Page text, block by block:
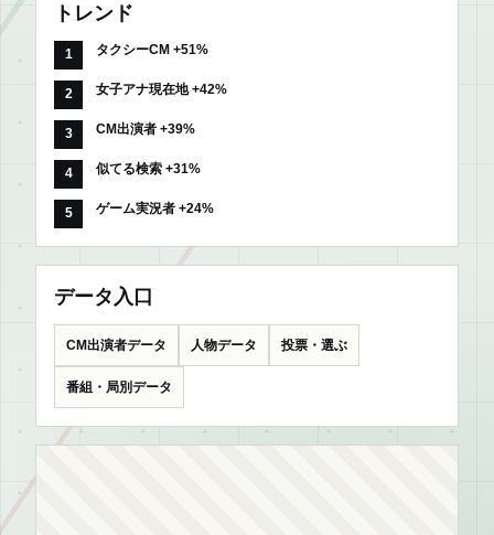
トレンド
タクシーCM +51%
女子アナ現在地 +42%
CM出演者 +39%
似てる検索 +31%
ゲーム実況者 +24%
データ入口
CM出演者データ 人物データ 投票・選ぶ
番組・局別データ